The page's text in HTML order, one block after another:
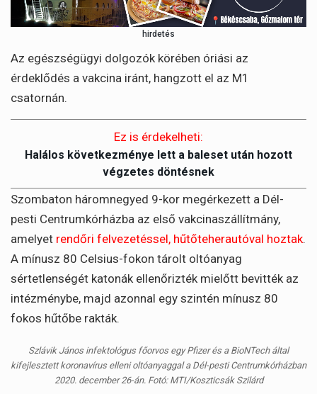
hirdetés
Az egészségügyi dolgozók körében óriási az
érdeklődés a vakcina iránt, hangzott el az M1
csatornán.
Ez is érdekelheti:
Halálos következménye lett a baleset után hozott
végzetes döntésnek
Szombaton háromnegyed 9-kor megérkezett a Dél-
pesti Centrumkórházba az első vakcinaszállítmány,
amelyet rendőri felvezetéssel, hűtőteherautóval hoztak.
A mínusz 80 Celsius-fokon tárolt oltóanyag
sértetlenségét katonák ellenőrizték mielőtt bevitték az
intézménybe, majd azonnal egy szintén mínusz 80
fokos hűtőbe rakták.
Szlávik János infektológus főorvos egy Pfizer és a BioNTech által
kifejlesztett koronavírus elleni oltóanyaggal a Dél-pesti Centrumkórházban
2020. december 26-án. Fotó: MTI/Koszticsák Szilárd